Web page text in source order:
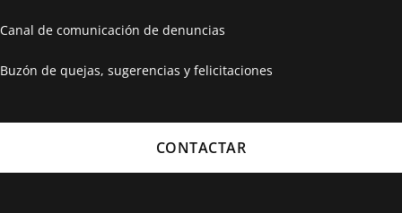
Canal de comunicación de denuncias
Buzón de quejas, sugerencias y felicitaciones
CONTACTAR